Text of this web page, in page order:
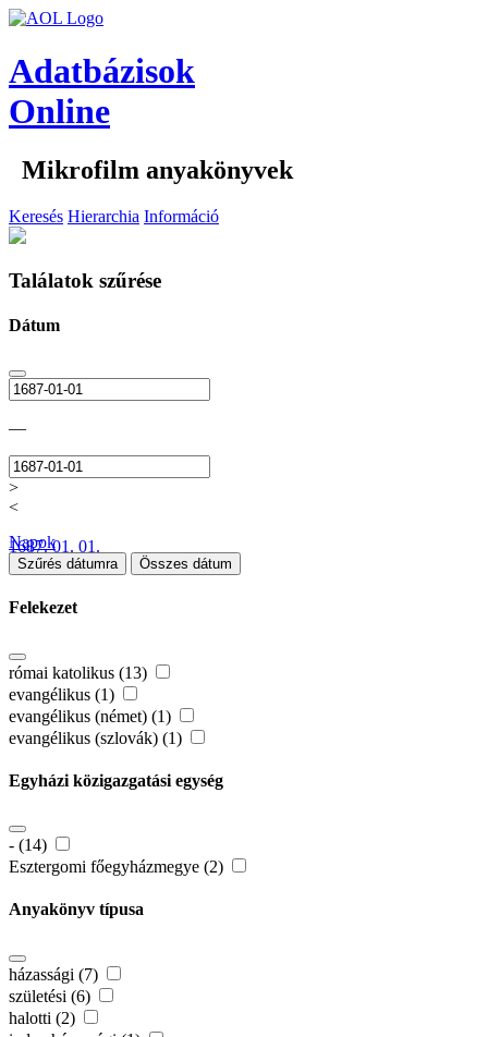
Adatbázisok
Online
Mikrofilm anyakönyvek
Keresés Hierarchia Információ
Találatok szűrése
Dátum
—
>
<
1687. 01. 01.
Napok
Szűrés dátumra Összes dátum
Felekezet
római katolikus (13)
evangélikus (1)
evangélikus (német) (1)
evangélikus (szlovák) (1)
Egyházi közigazgatási egység
- (14)
Esztergomi főegyházmegye (2)
Anyakönyv típusa
házassági (7)
születési (6)
halotti (2)